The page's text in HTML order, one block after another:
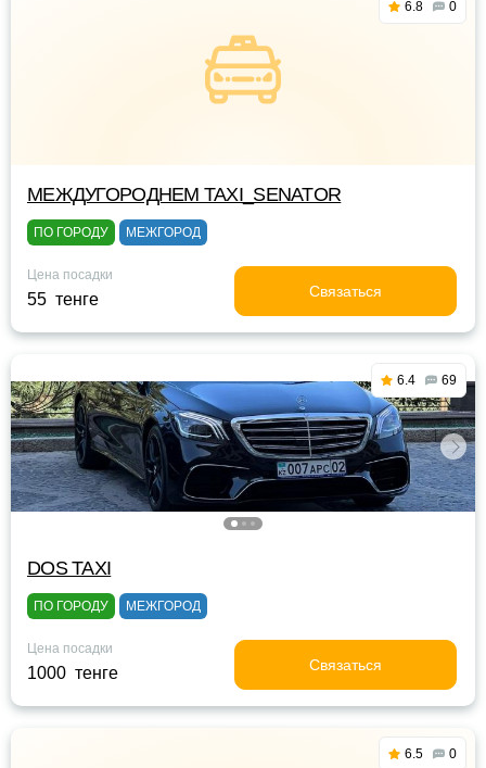
6.8 0
МЕЖДУГОРОДНЕМ TAXI_SENATOR
ПО ГОРОДУ МЕЖГОРОД
Цена посадки
55 тенге Связаться
6.4 69
DOS TAXI
ПО ГОРОДУ МЕЖГОРОД
Цена посадки
1000 тенге Связаться
6.5 0